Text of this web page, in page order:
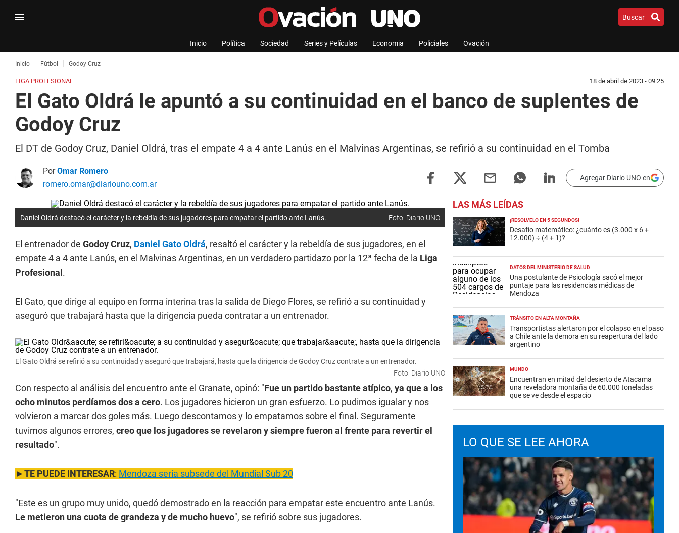
Buscar
Inicio Política Sociedad Series y Películas Economia Policiales Ovación
Inicio Fútbol Godoy Cruz
LIGA PROFESIONAL 18 de abril de 2023 - 09:25
El Gato Oldrá le apuntó a su continuidad en el banco de suplentes de
Godoy Cruz
El DT de Godoy Cruz, Daniel Oldrá, tras el empate 4 a 4 ante Lanús en el Malvinas Argentinas, se refirió a su continuidad en el Tomba
PorOmar Romero
romero.omar@diariouno.com.ar
Agregar Diario UNO en
Daniel Oldrá destacó el carácter y la rebeldía de sus jugadores para empatar el partido ante Lanús. Foto: Diario UNO
El entrenador de Godoy Cruz, Daniel Gato Oldrá, resaltó el carácter y la rebeldía de sus jugadores, en el
empate 4 a 4 ante Lanús, en el Malvinas Argentinas, en un verdadero partidazo por la 12ª fecha de la Liga
Profesional .
El Gato, que dirige al equipo en forma interina tras la salida de Diego Flores, se refirió a su continuidad y
aseguró que trabajará hasta que la dirigencia pueda contratar a un entrenador.
El Gato Oldrá se refirió a su continuidad y aseguró que trabajará, hasta que la dirigencia de Godoy Cruz contrate a un entrenador.
Foto: Diario UNO
Con respecto al análisis del encuentro ante el Granate, opinó: "Fue un partido bastante atípico, ya que a los
ocho minutos perdíamos dos a cero. Los jugadores hicieron un gran esfuerzo. Lo pudimos igualar y nos
volvieron a marcar dos goles más. Luego descontamos y lo empatamos sobre el final. Seguramente
tuvimos algunos errores, creo que los jugadores se revelaron y siempre fueron al frente para revertir el
resultado".
►TE PUEDE INTERESAR: Mendoza sería subsede del Mundial Sub 20
"Este es un grupo muy unido, quedó demostrado en la reacción para empatar este encuentro ante Lanús.
Le metieron una cuota de grandeza y de mucho huevo", se refirió sobre sus jugadores.
LAS MÁS LEÍDAS
¡RESOLVELO EN 5 SEGUNDOS!
Desafío matemático: ¿cuánto es (3.000 x 6 +
12.000) ÷ (4 + 1)?
DATOS DEL MINISTERIO DE SALUD
Una postulante de Psicología sacó el mejor
puntaje para las residencias médicas de
Mendoza
TRÁNSITO EN ALTA MONTAÑA
Transportistas alertaron por el colapso en el paso
a Chile ante la demora en su reapertura del lado
argentino
MUNDO
Encuentran en mitad del desierto de Atacama
una reveladora montaña de 60.000 toneladas
que se ve desde el espacio
LO QUE SE LEE AHORA